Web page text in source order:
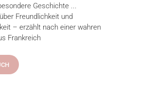
Geschichte ...
Freundlichkeit und
– erzählt nach einer wahren
Frankreich